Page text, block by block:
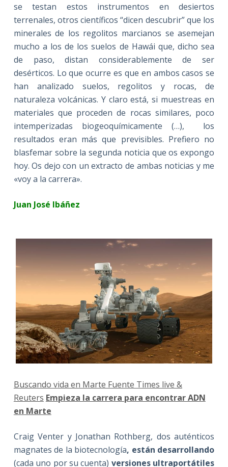
se testan estos instrumentos en desiertos
terrenales, otros científicos “dicen descubrir” que los
minerales de los regolitos marcianos se asemejan
mucho a los de los suelos de Hawái que, dicho sea
de paso, distan considerablemente de ser
desérticos. Lo que ocurre es que en ambos casos se
han analizado suelos, regolitos y rocas, de
naturaleza volcánicas. Y claro está, si muestreas en
materiales que proceden de rocas similares, poco
intemperizadas biogeoquímicamente (…), los
resultados eran más que previsibles. Prefiero no
blasfemar sobre la segunda noticia que os expongo
hoy. Os dejo con un extracto de ambas noticias y me
«voy a la carrera».
Juan José Ibáñez
Buscando vida en Marte Fuente Times live &
Reuters Empieza la carrera para encontrar ADN
en Marte
Craig Venter y Jonathan Rothberg, dos auténticos
magnates de la biotecnología, están desarrollando
(cada uno por su cuenta) versiones ultraportátiles